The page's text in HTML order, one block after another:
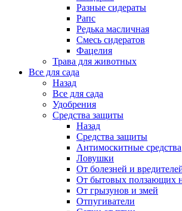
Разные сидераты
Рапс
Редька масличная
Смесь сидератов
Фацелия
Трава для животных
Все для сада
Назад
Все для сада
Удобрения
Средства защиты
Назад
Средства защиты
Антимоскитные средства
Ловушки
От болезней и
От бытовых ползающих
От грызунов и змей
Отпугиватели